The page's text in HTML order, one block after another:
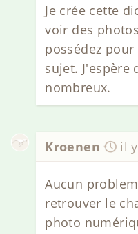
Je crée cette
voir des
possédez
sujet. J'espère
nombreux.
Kroenen il
Aucun
retrouver le
photo